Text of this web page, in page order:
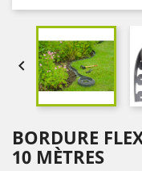

BORDURE
10 MÈTRES